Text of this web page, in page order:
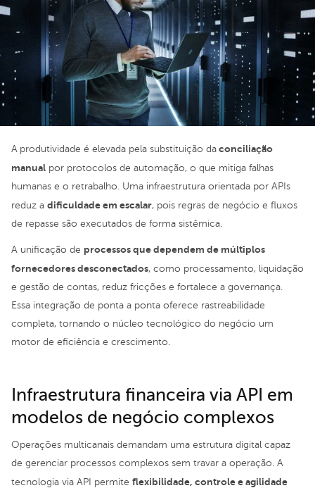
A produtividade é elevada pela substituição da conciliação
manual por protocolos de automação, o que mitiga falhas
humanas e o retrabalho. Uma infraestrutura orientada por APIs
reduz a dificuldade em escalar, pois regras de negócio e fluxos
de repasse são executados de forma sistêmica.
A unificação de processos que dependem de múltiplos
fornecedores desconectados, como processamento, liquidação
e gestão de contas, reduz fricções e fortalece a governança.
Essa integração de ponta a ponta oferece rastreabilidade
completa, tornando o núcleo tecnológico do negócio um
motor de eficiência e crescimento.
Infraestrutura financeira via API em
modelos de negócio complexos
Operações multicanais demandam uma estrutura digital capaz
de gerenciar processos complexos sem travar a operação. A
tecnologia via API permite flexibilidade, controle e agilidade